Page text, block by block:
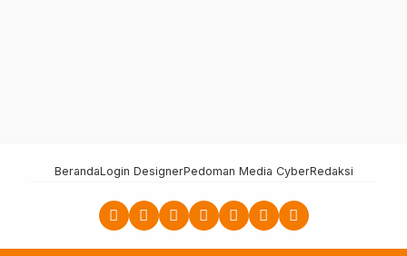
BerandaLogin DesignerPedoman Media CyberRedaksi